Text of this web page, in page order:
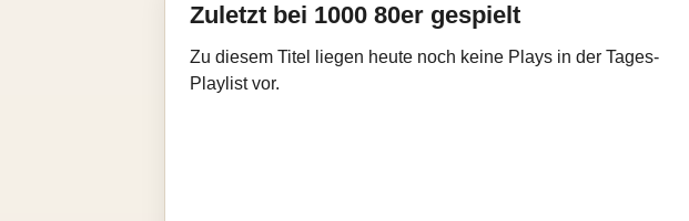
Zuletzt bei 1000 80er gespielt
Zu diesem Titel liegen heute noch keine Plays in der Tages-
Playlist vor.